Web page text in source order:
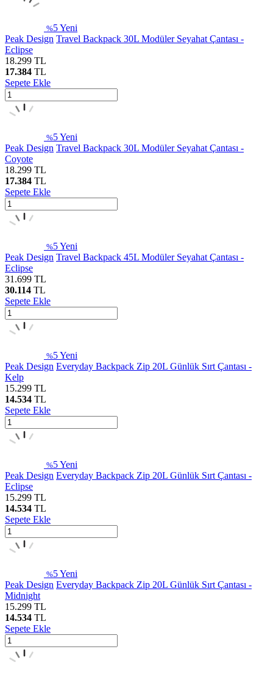
%5Yeni
Peak Design Travel Backpack 30L Modüler Seyahat Çantası -
Eclipse
18.299 TL
17.384 TL
Sepete Ekle
%5Yeni
Peak Design Travel Backpack 30L Modüler Seyahat Çantası -
Coyote
18.299 TL
17.384 TL
Sepete Ekle
%5Yeni
Peak Design Travel Backpack 45L Modüler Seyahat Çantası -
Eclipse
31.699 TL
30.114 TL
Sepete Ekle
%5Yeni
Peak Design Everyday Backpack Zip 20L Günlük Sırt Çantası -
Kelp
15.299 TL
14.534 TL
Sepete Ekle
%5Yeni
Peak Design Everyday Backpack Zip 20L Günlük Sırt Çantası -
Eclipse
15.299 TL
14.534 TL
Sepete Ekle
%5Yeni
Peak Design Everyday Backpack Zip 20L Günlük Sırt Çantası -
Midnight
15.299 TL
14.534 TL
Sepete Ekle